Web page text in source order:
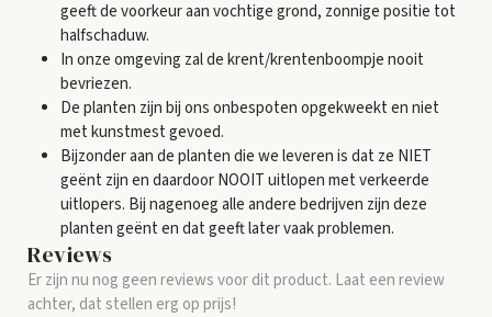
geeft de voorkeur aan vochtige grond, zonnige positie tot
halfschaduw.
In onze omgeving zal de krent/krentenboompje nooit
bevriezen.
De planten zijn bij ons onbespoten opgekweekt en niet
met kunstmest gevoed.
Bijzonder aan de planten die we leveren is dat ze NIET
geënt zijn en daardoor NOOIT uitlopen met verkeerde
uitlopers. Bij nagenoeg alle andere bedrijven zijn deze
planten geënt en dat geeft later vaak problemen.
Reviews
Er zijn nu nog geen reviews voor dit product. Laat een review
achter, dat stellen erg op prijs!